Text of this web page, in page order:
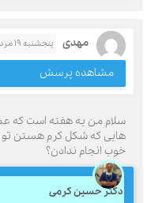
مهدی پنجشنبه ۱۹ مرداد ۹۶( 8 سال پیش)
مشاهده پرسش
سلام من یه هفته است که
هایی که شکل کرم هستن تو
خوب انجام ندادن؟
دکتر حسین کرمی